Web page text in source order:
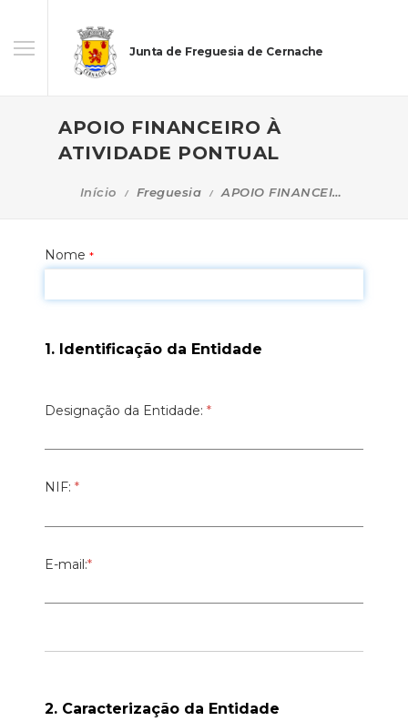
Junta de Freguesia de Cernache
APOIO FINANCEIRO À
ATIVIDADE PONTUAL
Início Freguesia APOIO FINANCEIRO À ATIVIDADE PONTUAL
Nome *
1. Identificação da Entidade
Designação da Entidade: *
NIF: *
E-mail:*
2. Caracterização da Entidade